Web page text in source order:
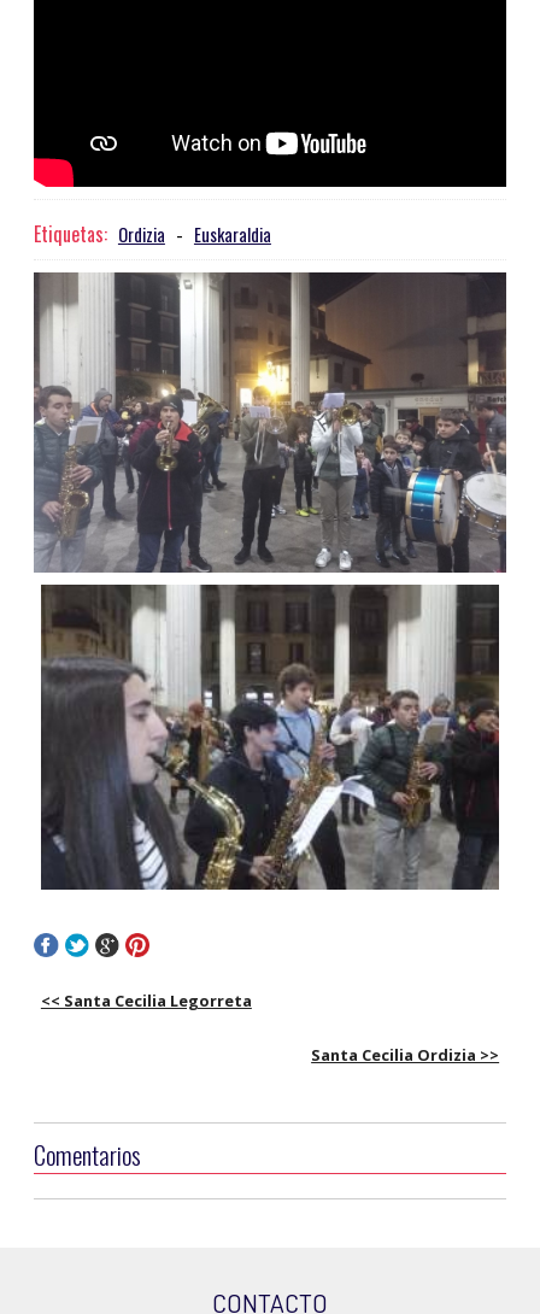
Etiquetas: Ordizia - Euskaraldia
<< Santa Cecilia Legorreta
Santa Cecilia Ordizia >>
Comentarios
CONTACTO